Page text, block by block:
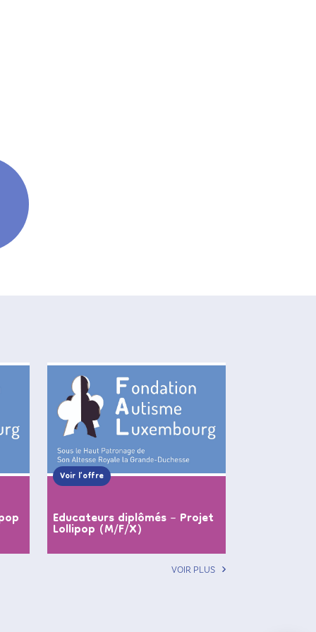
Voir l’offre
Educateurs diplômés – Projet
Lollipop (M/F/X)
VOIR PLUS